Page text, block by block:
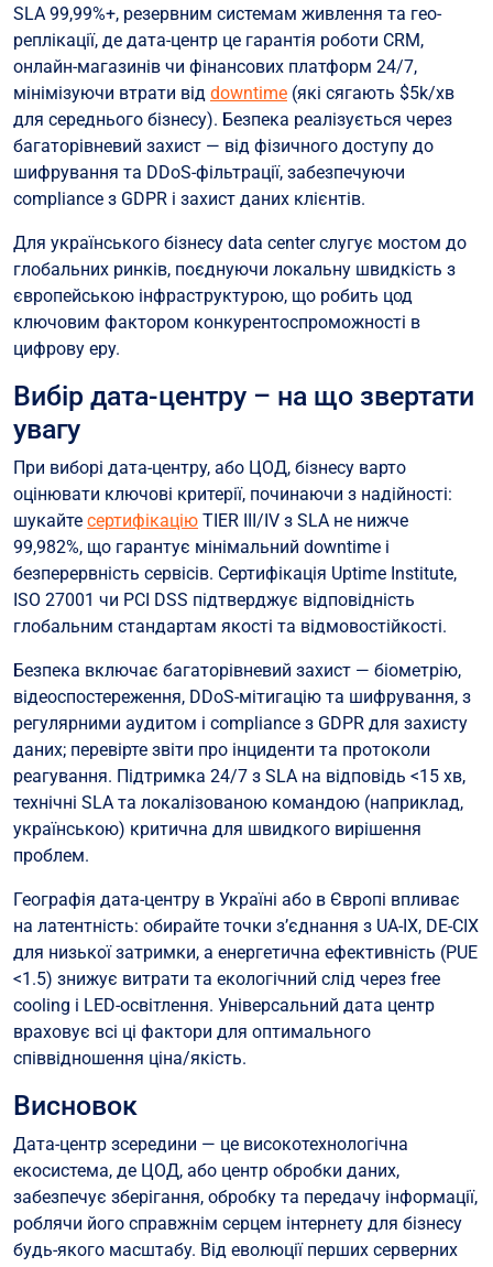
SLA 99,99%+, резервним системам живлення та гео-
реплікації, де дата-центр це гарантія роботи CRM,
онлайн-магазинів чи фінансових платформ 24/7,
мінімізуючи втрати від downtime (які сягають $5k/хв
для середнього бізнесу). Безпека реалізується через
багаторівневий захист — від фізичного доступу до
шифрування та DDoS-фільтрації, забезпечуючи
compliance з GDPR і захист даних клієнтів.
Для українського бізнесу data center слугує мостом до
глобальних ринків, поєднуючи локальну швидкість з
європейською інфраструктурою, що робить цод
ключовим фактором конкурентоспроможності в
цифрову еру.
Вибір дата-центру – на що звертати
увагу
При виборі дата-центру, або ЦОД, бізнесу варто
оцінювати ключові критерії, починаючи з надійності:
шукайте сертифікацію TIER III/IV з SLA не нижче
99,982%, що гарантує мінімальний downtime і
безперервність сервісів. Сертифікація Uptime Institute,
ISO 27001 чи PCI DSS підтверджує відповідність
глобальним стандартам якості та відмовостійкості.
Безпека включає багаторівневий захист — біометрію,
відеоспостереження, DDoS-мітигацію та шифрування, з
регулярними аудитом і compliance з GDPR для захисту
даних; перевірте звіти про інциденти та протоколи
реагування. Підтримка 24/7 з SLA на відповідь <15 хв,
технічні SLA та локалізованою командою (наприклад,
українською) критична для швидкого вирішення
проблем.
Географія дата-центру в Україні або в Європі впливає
на латентність: обирайте точки з’єднання з UA-IX, DE-CIX
для низької затримки, а енергетична ефективність (PUE
<1.5) знижує витрати та екологічний слід через free
cooling і LED-освітлення. Універсальний дата центр
враховує всі ці фактори для оптимального
співвідношення ціна/якість.
Висновок
Дата-центр зсередини — це високотехнологічна
екосистема, де ЦОД, або центр обробки даних,
забезпечує зберігання, обробку та передачу інформації,
роблячи його справжнім серцем інтернету для бізнесу
будь-якого масштабу. Від еволюції перших серверних